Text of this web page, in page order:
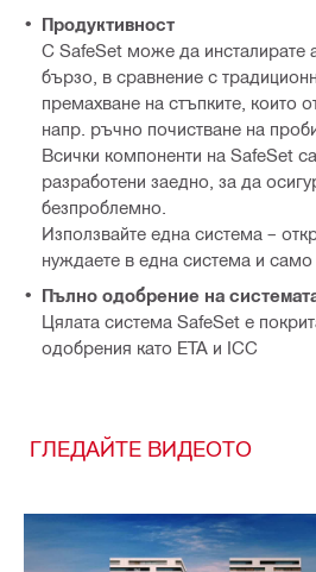
Продуктивност
С SafeSet може да инсталирате
бързо, в сравнение с
премахване на стъпките, които
напр. ръчно почистване на
Всички компоненти на SafeSet
разработени заедно, за да
безпроблемно.
Използвайте една система –
нуждаете в една система и само
Пълно одобрение на
Цялата система SafeSet е
одобрения като ETA и ICC
ГЛЕДАЙТЕ ВИДЕОТО